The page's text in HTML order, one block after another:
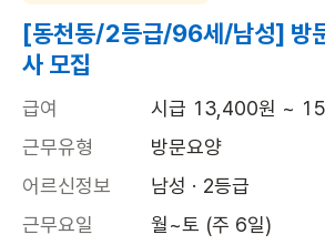
[동천동/2등급/96세/남성] 방
사 모집
급여
시급 13,400원 ~
근무유형
방문요양
어르신정보
남성 · 2등급
근무요일
월~토 (주 6일)